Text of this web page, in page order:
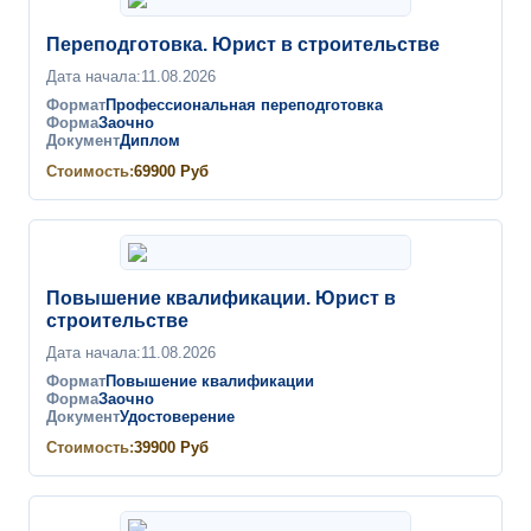
Переподготовка. Юрист в строительстве
Дата начала:11.08.2026
ФорматПрофессиональная переподготовка
ФормаЗаочно
ДокументДиплом
Стоимость:69900 Руб
Повышение квалификации. Юрист в
строительстве
Дата начала:11.08.2026
ФорматПовышение квалификации
ФормаЗаочно
ДокументУдостоверение
Стоимость:39900 Руб